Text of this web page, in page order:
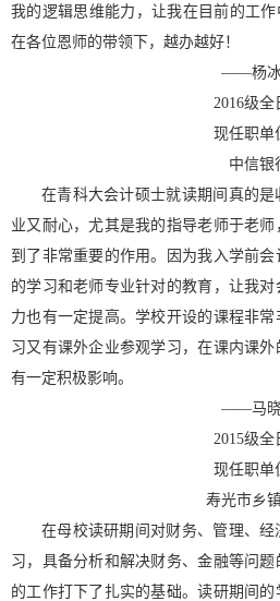
我的逻辑思维能力，让我在目前的工
在各位恩师的带领下，越办越好！
——杨
2016级全
现任职单
中信银
在青科大会计硕士就读期间真的
业又耐心，尤其是我的指导老师于老
到了非常重要的作用。因为我入学前
的学习和老师专业针对的教育，让我
力也有一定提高。学校开设的课程非
习又有课外企业参观学习，在课内课
有一定积极影响。
——马
2015级全
现任职单
寿光市乡
在母校读研期间对财务、管理、
习，具备分析和解决财务、金融等问
的工作打下了扎实的基础。读研期间